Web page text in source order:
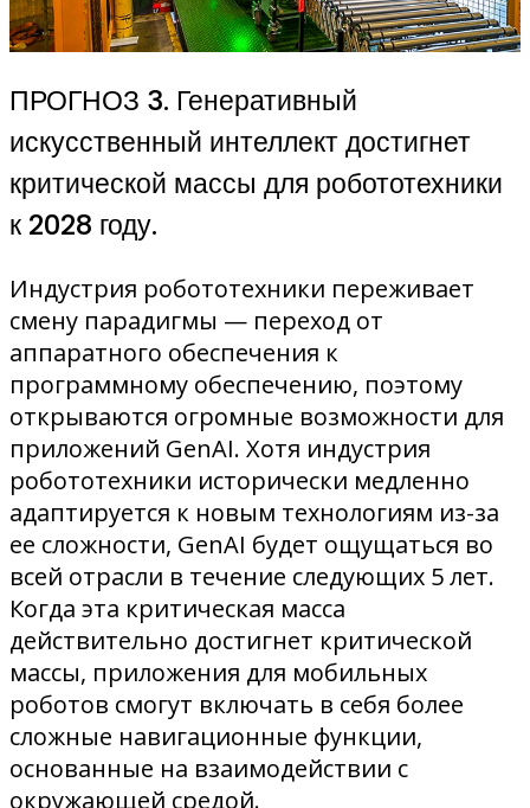
ПРОГНОЗ 3. Генеративный
искусственный интеллект достигнет
критической массы для робототехники
к 2028 году.
Индустрия робототехники переживает
смену парадигмы — переход от
аппаратного обеспечения к
программному обеспечению, поэтому
открываются огромные возможности для
приложений GenAI. Хотя индустрия
робототехники исторически медленно
адаптируется к новым технологиям из-за
ее сложности, GenAI будет ощущаться во
всей отрасли в течение следующих 5 лет.
Когда эта критическая масса
действительно достигнет критической
массы, приложения для мобильных
роботов смогут включать в себя более
сложные навигационные функции,
основанные на взаимодействии с
окружающей средой.